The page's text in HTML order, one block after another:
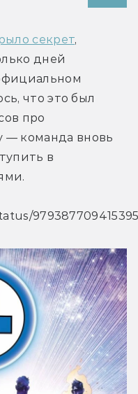
секрет,
дней
что это был
про
— команда вновь
в